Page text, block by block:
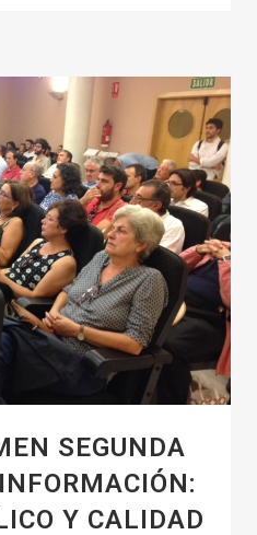
SEGUNDA
Y CALIDAD